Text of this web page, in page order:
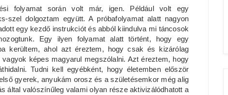
folyamat során volt már, igen. Például volt egy
szel dolgoztam együtt. A próbafolyamat alatt nagyon
egy kezdő instrukciót és abból kiindulva mi táncosok
Egy ilyen folyamat alatt történt, hogy egy
kerültem, ahol azt éreztem, hogy csak és kizárólag
képes magyarul megszólalni. Azt éreztem, hogy
Tudni kell egyébként, hogy életemben először
gyerek, anyukám orosz és a születésemkor még alig
által valószínűleg valami olyan része aktivizálódhatott a